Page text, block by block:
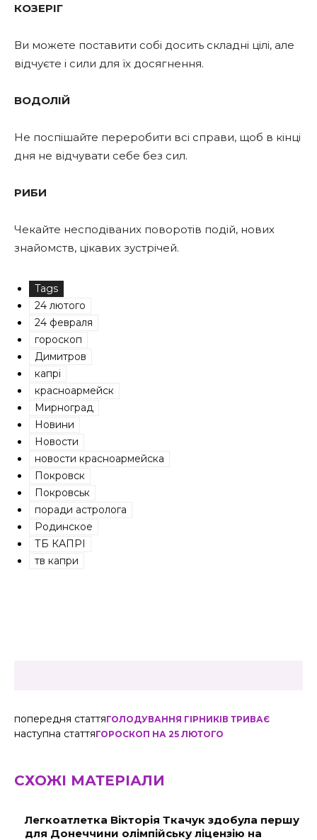
КОЗЕРІГ
Ви можете поставити собі досить складні цілі, але
відчуєте і сили для їх досягнення.
ВОДОЛІЙ
Не поспішайте переробити всі справи, щоб в кінці
дня не відчувати себе без сил.
РИБИ
Чекайте несподіваних поворотів подій, нових
знайомств, цікавих зустрічей.
Tags
24 лютого
24 февраля
гороскоп
Димитров
капрі
красноармейск
Мирноград
Новини
Новости
новости красноармейска
Покровск
Покровськ
поради астролога
Родинское
ТБ КАПРІ
тв капри
попередня статтяГОЛОДУВАННЯ ГІРНИКІВ ТРИВАЄ
наступна статтяГОРОСКОП НА 25 ЛЮТОГО
СХОЖІ МАТЕРІАЛИ
Легкоатлетка Вікторія Ткачук здобула першу
для Донеччини олімпійську ліцензію на